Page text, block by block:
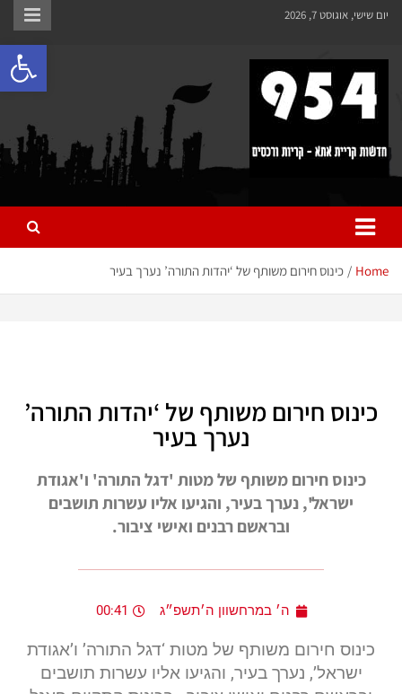
לתוכן
יום שישי, אוגוסט 7, 2026
Home כינוס חירום משותף של ‘יהדות התורה’ נערך בעיר
כינוס חירום משותף של ‘יהדות התורה’
נערך בעיר
כינוס חירום משותף של מטות 'דגל התורה' ו'אגודת
ישראל', נערך בעיר, והגיעו אליו עשרות תושבים
ובראשם רבנים ואישי ציבור.
ה׳ במרחשוון ה׳תשפ״ג 00:41
כינוס חירום משותף של מטות ‘דגל התורה’ ו’אגודת
ישראל’, נערך בעיר, והגיעו אליו עשרות תושבים